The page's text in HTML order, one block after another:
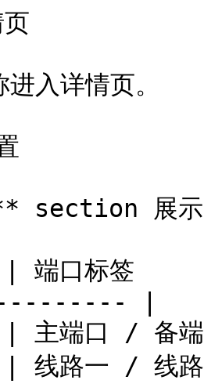
入详情页。
section 展示
| 端口标签
|
| 主端口 / 备
| 线路一 / 线